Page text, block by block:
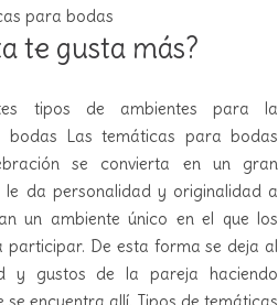
para bodas
te gusta más?
tipos de ambientes para la
Las temáticas para bodas
se convierta en un gran
da personalidad y originalidad a
un ambiente único en el que los
participar. De esta forma se deja al
y gustos de la pareja haciendo